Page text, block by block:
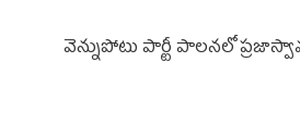
వెన్నుపోటు పార్టీ పాలనలో